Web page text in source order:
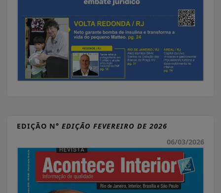
EDIÇÃO N° EDIÇÃO FEVEREIRO DE 2026
06/03/2026